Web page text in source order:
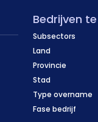
Bedrijven
Subsectors
Land
Provincie
Stad
Type overname
Fase bedrijf